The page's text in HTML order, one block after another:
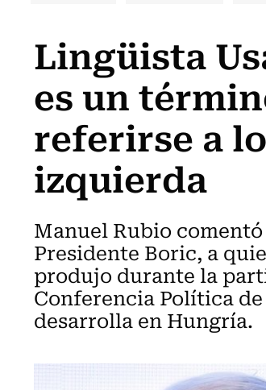
Lingüista
es un
referirse a
izquierda
Manuel Rubio
Presidente Boric, a
produjo durante la
Conferencia Política de
desarrolla en Hungría.